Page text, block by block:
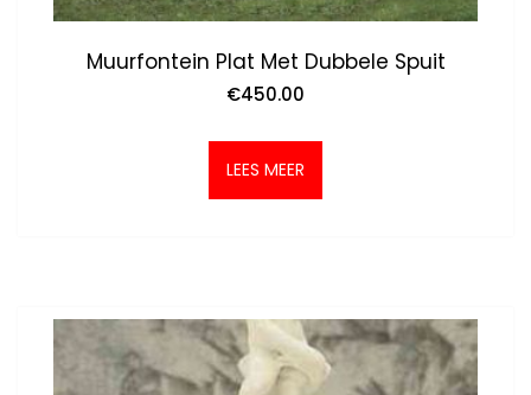
Muurfontein Plat Met Dubbele Spuit
€450.00
LEES MEER